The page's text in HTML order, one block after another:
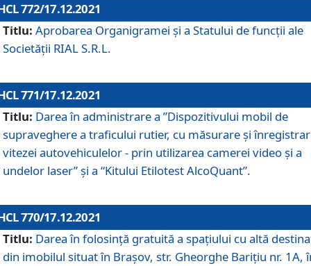
772/17.12.2021
Titlu: Aprobarea Organigramei şi a Statului de funcţii ale
Societăţii RIAL S.R.L.
771/17.12.2021
Titlu: Darea în administrare a ”Dispozitivului mobil de
supraveghere a traficului rutier, cu măsurare și
vitezei autovehiculelor - prin utilizarea camerei video și a
undelor laser” și a “Kitului Etilotest AlcoQuant”.
770/17.12.2021
Titlu: Darea în folosinţă gratuită a spaţiului cu altă
din imobilul situat în Braşov, str. Gheorghe Bariţiu nr. 1A,